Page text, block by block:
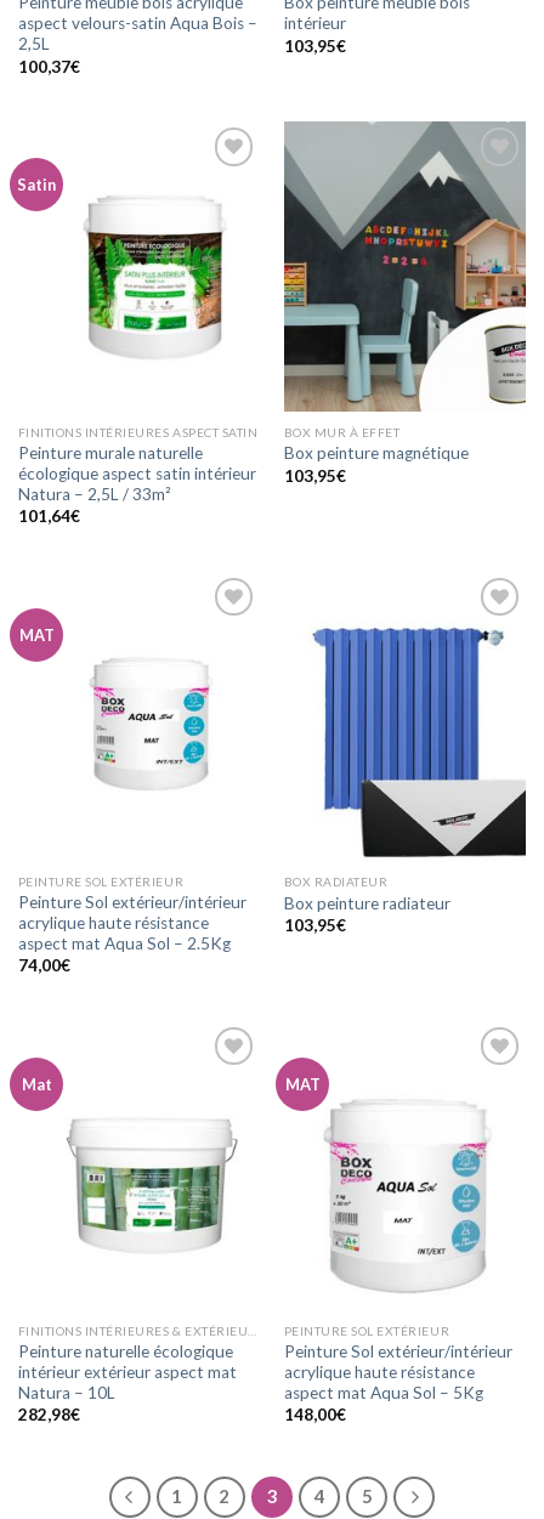
aspect velours-satin Aqua Bois –
2,5L
100,37€
intérieur
103,95€
Satin
Ajouter
à la
wishlist
FINITIONS INTÉRIEURES ASPECT SATIN
Peinture murale naturelle
écologique aspect satin intérieur
Natura – 2,5L / 33m²
101,64€
Ajouter
à la
wishlist
BOX MUR À EFFET
Box peinture magnétique
103,95€
MAT
wishlist
PEINTURE SOL EXTÉRIEUR
Peinture Sol extérieur/intérieur
acrylique haute résistance
aspect mat Aqua Sol – 2.5Kg
74,00€
BOX RADIATEUR
Box peinture radiateur
103,95€
Mat
Ajouter
à la
wishlist
Peinture naturelle écologique
intérieur extérieur aspect mat
Natura – 10L
282,98€
MAT
à la
wishlist
PEINTURE SOL EXTÉRIEUR
Peinture Sol extérieur/intérieur
acrylique haute résistance
aspect mat Aqua Sol – 5Kg
148,00€
1 2 3 4 5